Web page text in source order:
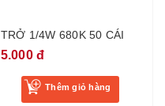
TRỞ 1/4W 680K 50 CÁI
5.000 đ
Thêm giỏ hàng